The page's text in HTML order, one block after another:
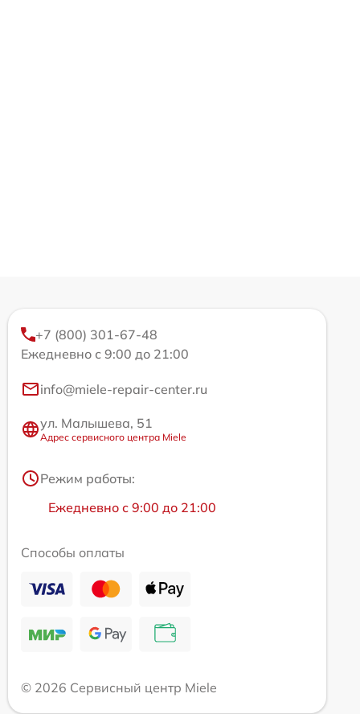
+7 (800) 301-67-48
Ежедневно с 9:00 до 21:00
info@miele-repair-center.ru
ул. Малышева, 51
Адрес сервисного центра Miele
Режим работы:
Ежедневно с 9:00 до 21:00
Способы оплаты
© 2026 Сервисный центр Miele